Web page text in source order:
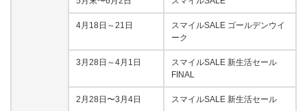
4月18日～21日
スマイルSALE ゴールデンウイ
ーク
3月28日～4月1日
スマイルSALE 新生活セール
FINAL
2月28日〜3月4日 スマイルSALE 新生活セール